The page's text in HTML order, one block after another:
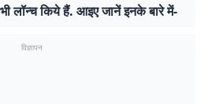
लॉन्च किये हैं. आइए जानें इनके बारे में-
विज्ञापन